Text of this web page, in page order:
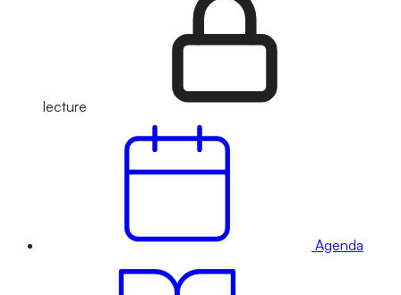
lecture
Agenda